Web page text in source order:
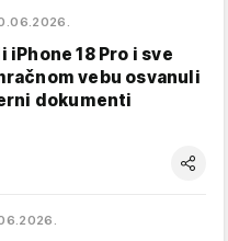
iPhone 18 Pro i sve
vebu osvanuli
dokumenti